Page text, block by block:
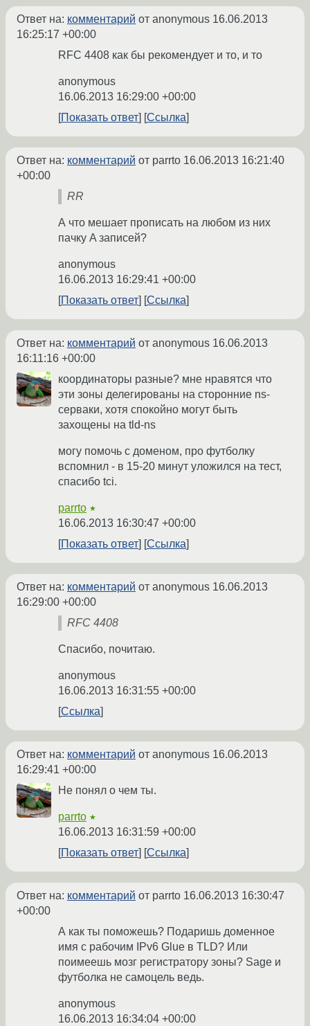
Ответ на: комментарий от anonymous 16.06.2013
16:25:17 +00:00
RFC 4408 как бы рекомендует и то, и то
anonymous
16.06.2013 16:29:00 +00:00
Показать ответ
Ссылка
Ответ на: комментарий от parrto 16.06.2013 16:21:40
+00:00
RR
А что мешает прописать на любом из них
пачку A записей?
anonymous
16.06.2013 16:29:41 +00:00
Показать ответ
Ссылка
Ответ на: комментарий от anonymous 16.06.2013
16:11:16 +00:00
координаторы разные? мне нравятся что
эти зоны делегированы на сторонние ns-
серваки, хотя спокойно могут быть
захощены на tld-ns
могу помочь с доменом, про футболку
вспомнил - в 15-20 минут уложился на тест,
спасибо tci.
parrto ★
16.06.2013 16:30:47 +00:00
Показать ответ
Ссылка
Ответ на: комментарий от anonymous 16.06.2013
16:29:00 +00:00
RFC 4408
Спасибо, почитаю.
anonymous
16.06.2013 16:31:55 +00:00
Ссылка
Ответ на: комментарий от anonymous 16.06.2013
16:29:41 +00:00
Не понял о чем ты.
parrto ★
16.06.2013 16:31:59 +00:00
Показать ответ
Ссылка
Ответ на: комментарий от parrto 16.06.2013 16:30:47
+00:00
А как ты поможешь? Подаришь доменное
имя с рабочим IPv6 Glue в TLD? Или
поимеешь мозг регистратору зоны? Sage и
футболка не самоцель ведь.
anonymous
16.06.2013 16:34:04 +00:00